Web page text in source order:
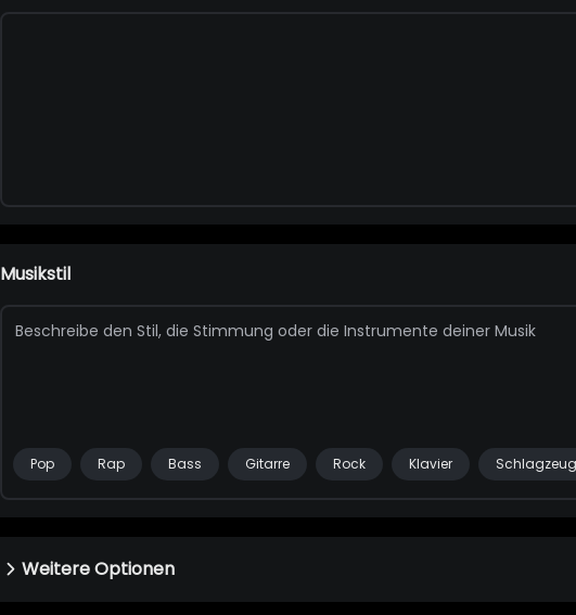
Musikstil
Pop Rap Bass Gitarre Rock Klavier Schlagzeug
Weitere Optionen